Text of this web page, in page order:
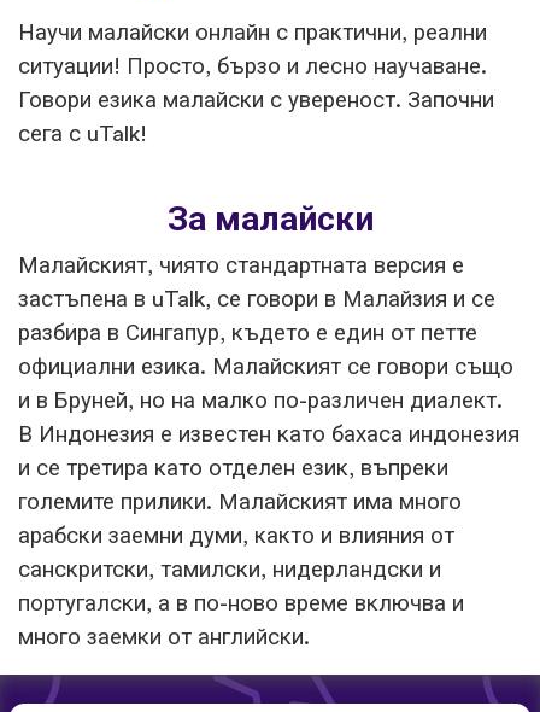
Научи малайски онлайн с практични, реални
ситуации! Просто, бързо и лесно научаване.
Говори езика малайски с увереност. Започни
сега с uTalk!
За малайски
Малайският, чиято стандартната версия е
застъпена в uTalk, се говори в Малайзия и се
разбира в Сингапур, където е един от петте
официални езика. Малайският се говори също
и в Бруней, но на малко по-различен диалект.
В Индонезия е известен като бахаса индонезия
и се третира като отделен език, въпреки
големите прилики. Малайският има много
арабски заемни думи, както и влияния от
санскритски, тамилски, нидерландски и
португалски, а в по-ново време включва и
много заемки от английски.